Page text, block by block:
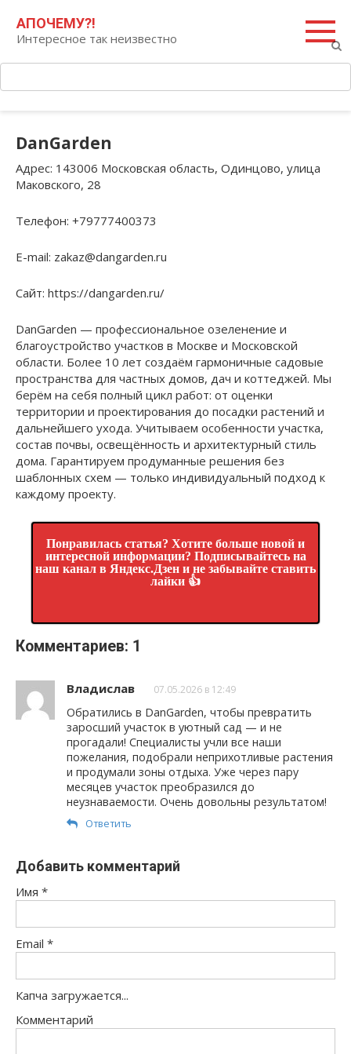
контенту
АПОЧЕМУ?!
Интересное так неизвестно
DanGarden
Адрес: 143006 Московская область, Одинцово, улица
Маковского, 28
Телефон: +79777400373
E-mail: zakaz@dangarden.ru
Сайт: https://dangarden.ru/
DanGarden — профессиональное озеленение и
благоустройство участков в Москве и Московской
области. Более 10 лет создаём гармоничные садовые
пространства для частных домов, дач и коттеджей. Мы
берём на себя полный цикл работ: от оценки
территории и проектирования до посадки растений и
дальнейшего ухода. Учитываем особенности участка,
состав почвы, освещённость и архитектурный стиль
дома. Гарантируем продуманные решения без
шаблонных схем — только индивидуальный подход к
каждому проекту.
Понравилась статья? Хотите больше новой и
интересной информации? Подписывайтесь на
наш канал в Яндекс.Дзен и не забывайте ставить
лайки 👍
Комментариев: 1
Владислав 07.05.2026 в 12:49
Обратились в DanGarden, чтобы превратить
заросший участок в уютный сад — и не
прогадали! Специалисты учли все наши
пожелания, подобрали неприхотливые растения
и продумали зоны отдыха. Уже через пару
месяцев участок преобразился до
неузнаваемости. Очень довольны результатом!
Ответить
Добавить комментарий
Имя *
Email *
Капча загружается...
Комментарий